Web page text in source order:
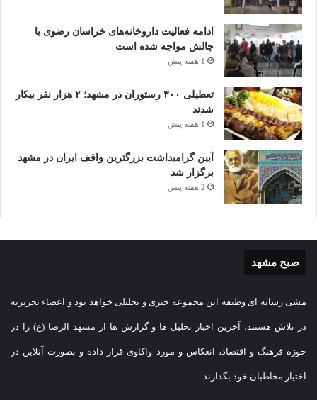
ادامه فعالیت داروخانه‌های خراسان رضوی با
چالش مواجه شده است
1 هفته پیش
تعطیلی ۳۰۰ رستوران در مشهد؛ ۲ هزار نفر بیکار
شدند
1 هفته پیش
آیین گرامیداشت بزرگترین واقف ایران در مشهد
برگزار شد
2 هفته پیش
صبح مشهد
مشی رسانه ای وظیفه این مجموعه خبری و تحلیلی خواهد بود و اعضاء تحریریه
در تلاش هستند، آخرین اخبار تحلیل ها و گزارش ها از مشهد الرضا (ع) را در
حوزه فرهنگ و اقتصاد، انعکاس و مورد واکاوی قرار داده و بصورت آنلاین در
اختیار مخاطبان خود بگذارند.